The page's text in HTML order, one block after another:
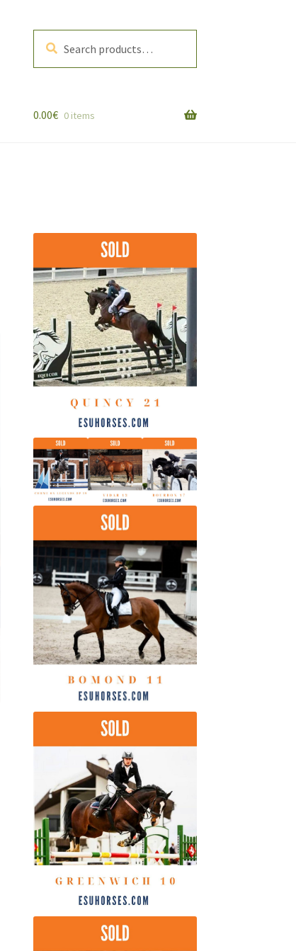
for:
0.00€ 0 items